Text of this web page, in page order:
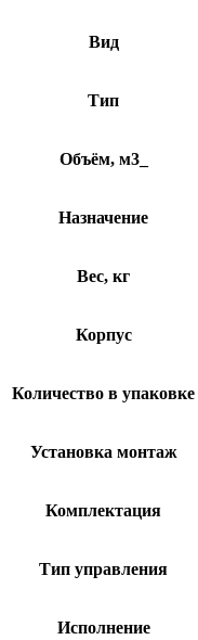
Вид
Тип
Объём, м3_
Назначение
Вес, кг
Корпус
Количество в упаковке
Установка монтаж
Комплектация
Тип управления
Исполнение